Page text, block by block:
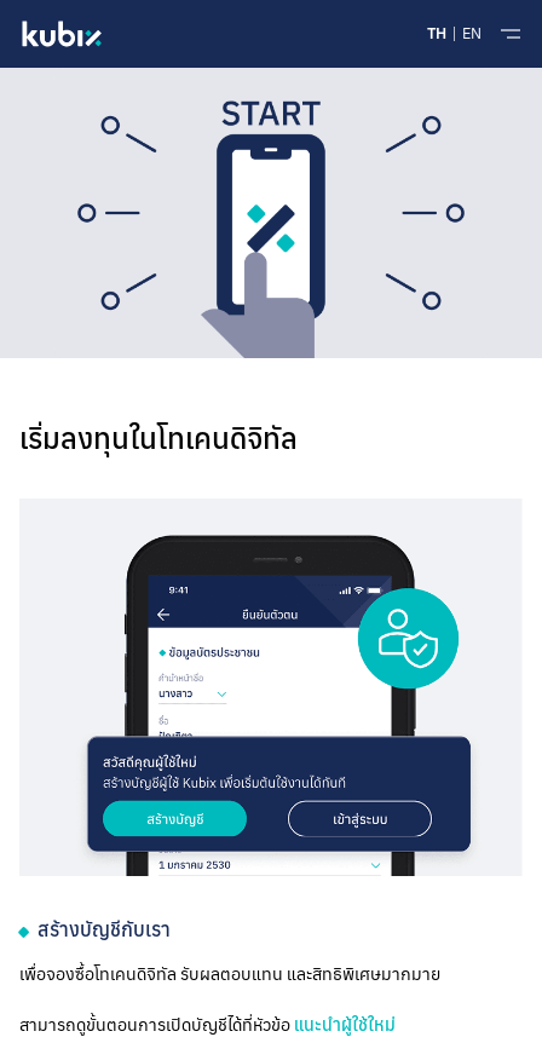
TH EN
เริ่มลงทุนในโทเคนดิจิทัล
สร้างบัญชีกับเรา
เพื่อจองซื้อโทเคนดิจิทัล รับผลตอบแทน และสิทธิพิเศษมากมาย
สามารถดูขั้นตอนการเปิดบัญชีได้ที่หัวข้อ แนะนำผู้ใช้ใหม่